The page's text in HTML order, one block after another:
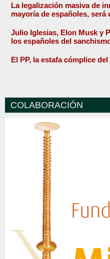
La legalización masiva de
mayoría de españoles, será
Julio Iglesias, Elon Musk y
los españoles del
El PP, la estafa cómplice
COLABORACIÓN